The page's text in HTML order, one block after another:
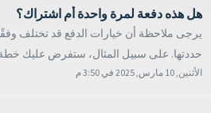
هل هذه دفعة لمرة واحدة أم اشتراك؟
يرجى ملاحظة أن خيارات الدفع قد تختلف وفقًا
حددتها. على سبيل المثال، ستفرض عليك خطة
الأثنين, 10 مارس, 2025 في 3:50 م